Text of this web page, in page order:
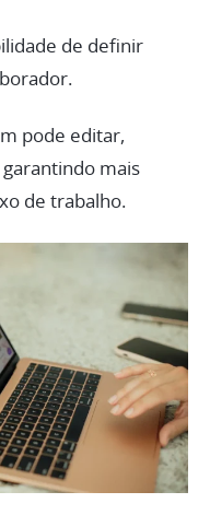
de definir
pode editar,
mais
de trabalho.